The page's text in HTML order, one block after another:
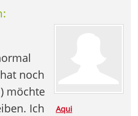
Aqui
noch
möchte
Ich